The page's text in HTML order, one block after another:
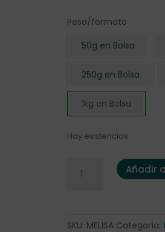
Peso/formato
50g en Bolsa
250g en Bolsa
1kg en Bolsa
Hay existencias
Melisa 1 Kg. cantidad
Añadir
SKU: MELISA Categoría: